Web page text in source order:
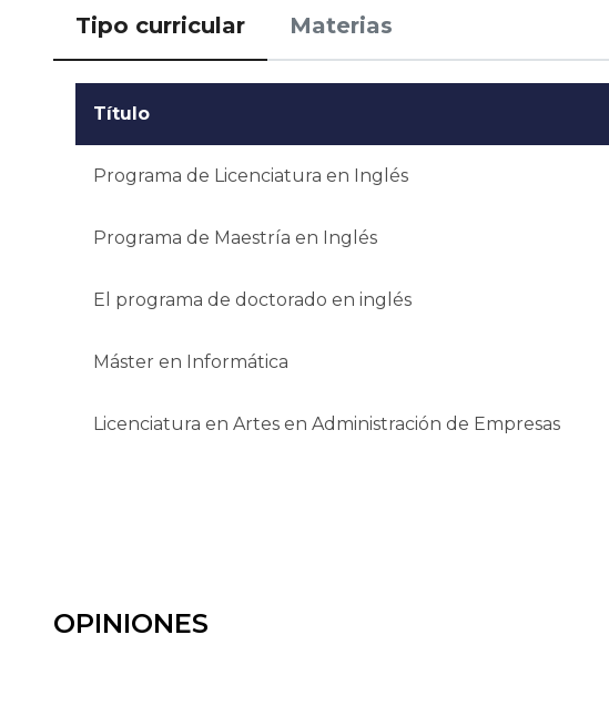
Tipo curricular Materias
Título
Programa de Licenciatura en Inglés
Programa de Maestría en Inglés
El programa de doctorado en inglés
Máster en Informática
Licenciatura en Artes en Administración de Empresas
OPINIONES